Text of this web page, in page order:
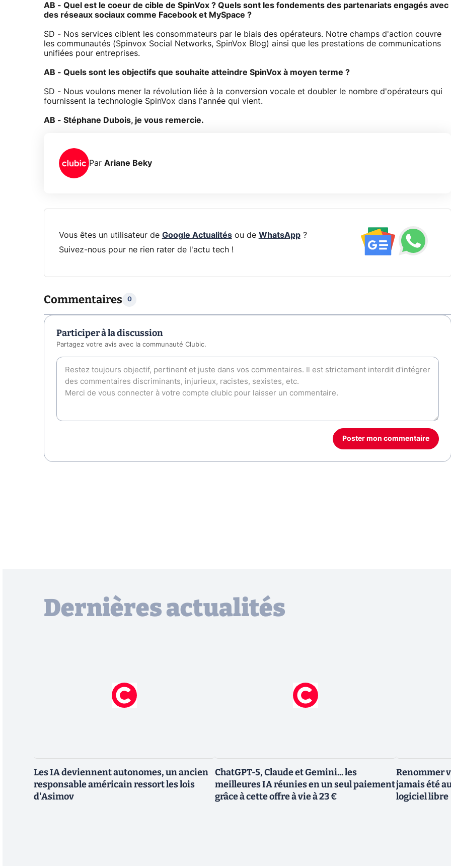
AB - Quel est le coeur de cible de SpinVox ? Quels sont les fondements des partenariats engagés avec
des réseaux sociaux comme Facebook et MySpace ?
SD - Nos services ciblent les consommateurs par le biais des opérateurs. Notre champs d'action couvre
les communautés (Spinvox Social Networks, SpinVox Blog) ainsi que les prestations de communications
unifiées pour entreprises.
AB - Quels sont les objectifs que souhaite atteindre SpinVox à moyen terme ?
SD - Nous voulons mener la révolution liée à la conversion vocale et doubler le nombre d'opérateurs qui
fournissent la technologie SpinVox dans l'année qui vient.
AB - Stéphane Dubois, je vous remercie.
Par Ariane Beky
Vous êtes un utilisateur de Google Actualitésou de WhatsApp?
Suivez-nous pour ne rien rater de l'actu tech !
Commentaires 0
Participer à la discussion
Partagez votre avis avec la communauté Clubic.
Poster mon commentaire
Dernières actualités
Les IA deviennent autonomes, un ancien
responsable américain ressort les lois
d'Asimov
ChatGPT-5, Claude et Gemini... les
meilleures IA réunies en un seul paiement
grâce à cette offre à vie à 23 €
Renommer
jamais été
logiciel libre